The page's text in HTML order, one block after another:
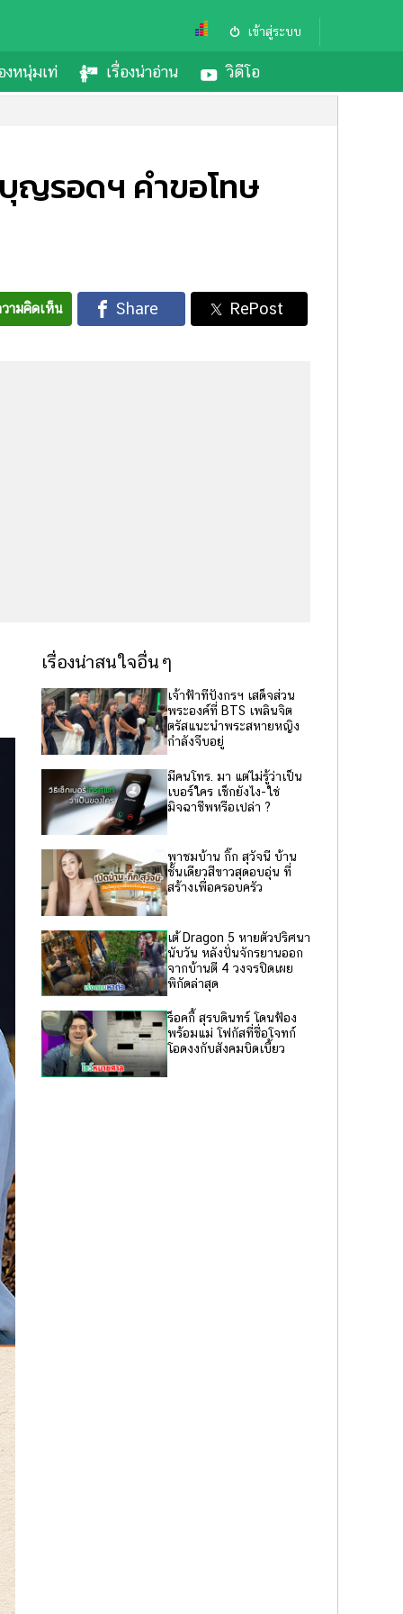
เข้าสู่ระบบ
งหนุ่มเท่ เรื่องน่าอ่าน วิดีโอ
ญรอดฯ คำขอโทษ
ามคิดเห็น
เรื่องน่าสนใจอื่นๆ
เจ้าฟ้าทีปังกรฯ เสด็จส่วน
พระองค์ที่ BTS เพลินจิต
ตรัสแนะนำพระสหายหญิง
กำลังจีบอยู่
มีคนโทร. มา แต่ไม่รู้ว่าเป็น
เบอร์ใคร เช็กยังไง-ใช่
มิจฉาชีพหรือเปล่า ?
พาชมบ้าน กิ๊ก สุวัจนี บ้าน
ชั้นเดียวสีขาวสุดอบอุ่น ที่
สร้างเพื่อครอบครัว
เต้ Dragon 5 หายตัวปริศนา
นับวัน หลังปั่นจักรยานออก
จากบ้านตี 4 วงจรปิดเผย
พิกัดล่าสุด
ร็อคกี้ สุรบดินทร์ โดนฟ้อง
พร้อมแม่ โฟกัสที่ชื่อโจทก์
โอดงงกับสังคมบิดเบี้ยว